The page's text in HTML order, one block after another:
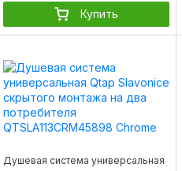
Купить
Душевая система универсальная